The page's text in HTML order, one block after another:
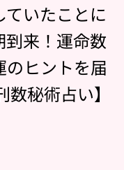
いたことに
来！運命数
のヒントを届
秘術占い】